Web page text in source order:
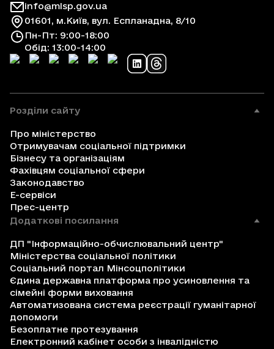
info@mlsp.gov.ua
01601, м.Київ, вул. Еспланадна, 8/10
Пн-Пт: 9:00-18:00
Обід: 13:00-14:00
Розділи сайту
Про міністерство
Отримувачам соціальної підтримки
Бізнесу та організаціям
Фахівцям соціальної сфери
Законодавство
Е-сервіси
Прес-центр
Додаткові посилання
ДП "Інформаційно-обчислювальний центр"
Міністерства соціальної політики
Соціальний портал Мінсоцполітики
Єдина державна платформа про усиновлення та
сімейні форми виховання
Автоматизована система реєстрації гуманітарної
допомоги
Безоплатне протезування
Електронний кабінет особи з інвалідністю